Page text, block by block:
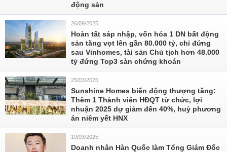
động sản
26/09/2025
Hoàn tất sáp nhập, vốn hóa 1 DN bất động
sản tăng vọt lên gần 80.000 tỷ, chỉ đứng
sau Vinhomes, tài sản Chủ tịch hơn 48.000
tỷ đứng Top3 sàn chứng khoán
25/03/2025
Sunshine Homes biến động thượng tầng:
Thêm 1 Thành viên HĐQT từ chức, lợi
nhuận 2025 dự giảm đến 40%, huỷ phương
án niêm yết HNX
19/03/2025
Doanh nhân Hàn Quốc làm Tổng Giám Đốc